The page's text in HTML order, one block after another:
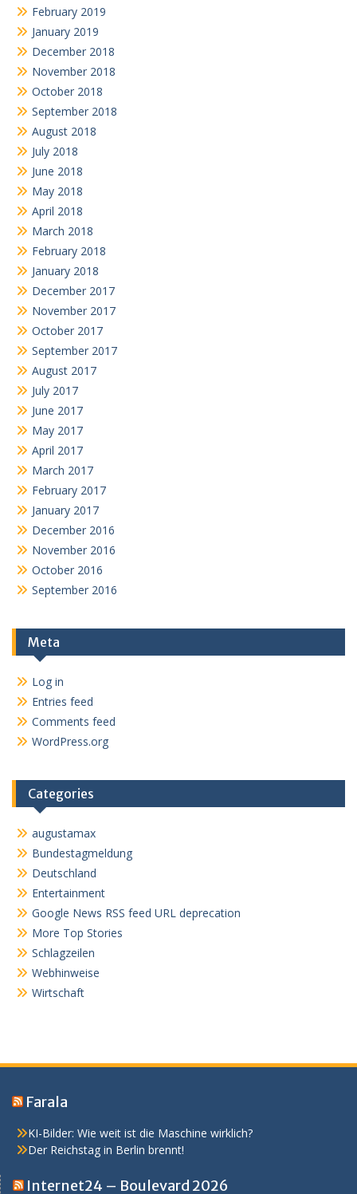
February 2019
January 2019
December 2018
November 2018
October 2018
September 2018
August 2018
July 2018
June 2018
May 2018
April 2018
March 2018
February 2018
January 2018
December 2017
November 2017
October 2017
September 2017
August 2017
July 2017
June 2017
May 2017
April 2017
March 2017
February 2017
January 2017
December 2016
November 2016
October 2016
September 2016
Meta
Log in
Entries feed
Comments feed
WordPress.org
Categories
augustamax
Bundestagmeldung
Deutschland
Entertainment
Google News RSS feed URL deprecation
More Top Stories
Schlagzeilen
Webhinweise
Wirtschaft
Farala
KI-Bilder: Wie weit ist die Maschine wirklich?
Der Reichstag in Berlin brennt!
Internet24 – Boulevard 2026